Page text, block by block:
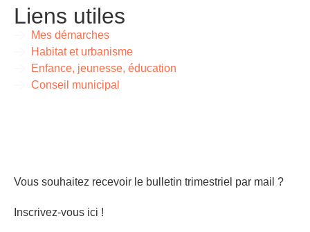
Liens utiles
Mes démarches
Habitat et urbanisme
Enfance, jeunesse, éducation
Conseil municipal
Vous souhaitez recevoir le bulletin trimestriel par mail ?
Inscrivez-vous ici !